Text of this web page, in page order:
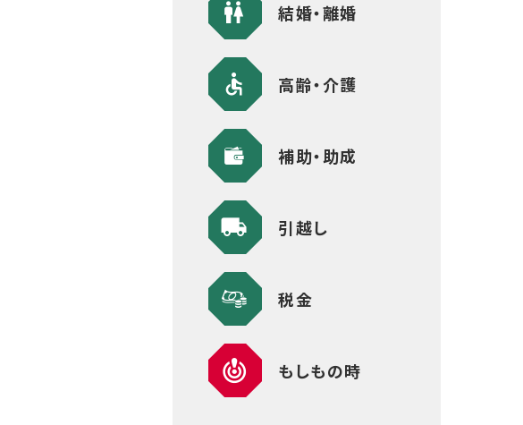
結婚・離婚
高齢・介護
補助・助成
引越し
税金
もしもの時